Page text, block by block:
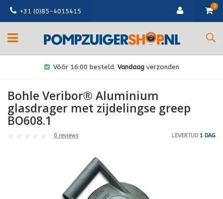
+31 (0)85-4015415
0
Vóór 16:00 besteld. Vandaag verzonden
Bohle Veribor® Aluminium
glasdrager met zijdelingse greep
BO608.1
0 reviews LEVERTIJD1 DAG